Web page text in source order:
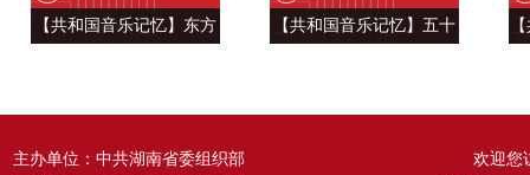
【共和国音乐记忆】东方
【共和国音乐记忆】五十
主办单位：中共湖南省委组织部
欢迎您